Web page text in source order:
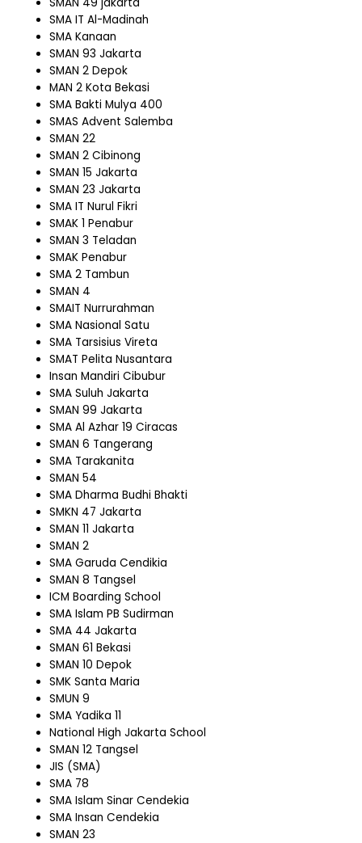
SMA IT Al-Madinah
SMA Kanaan
SMAN 93 Jakarta
SMAN 2 Depok
MAN 2 Kota Bekasi
SMA Bakti Mulya 400
SMAS Advent Salemba
SMAN 22
SMAN 2 Cibinong
SMAN 15 Jakarta
SMAN 23 Jakarta
SMA IT Nurul Fikri
SMAK 1 Penabur
SMAN 3 Teladan
SMAK Penabur
SMA 2 Tambun
SMAN 4
SMAIT Nurrurahman
SMA Nasional Satu
SMA Tarsisius Vireta
SMAT Pelita Nusantara
Insan Mandiri Cibubur
SMA Suluh Jakarta
SMAN 99 Jakarta
SMA Al Azhar 19 Ciracas
SMAN 6 Tangerang
SMA Tarakanita
SMAN 54
SMA Dharma Budhi Bhakti
SMKN 47 Jakarta
SMAN 11 Jakarta
SMAN 2
SMA Garuda Cendikia
SMAN 8 Tangsel
ICM Boarding School
SMA Islam PB Sudirman
SMA 44 Jakarta
SMAN 61 Bekasi
SMAN 10 Depok
SMK Santa Maria
SMUN 9
SMA Yadika 11
National High Jakarta School
SMAN 12 Tangsel
JIS (SMA)
SMA 78
SMA Islam Sinar Cendekia
SMA Insan Cendekia
SMAN 23